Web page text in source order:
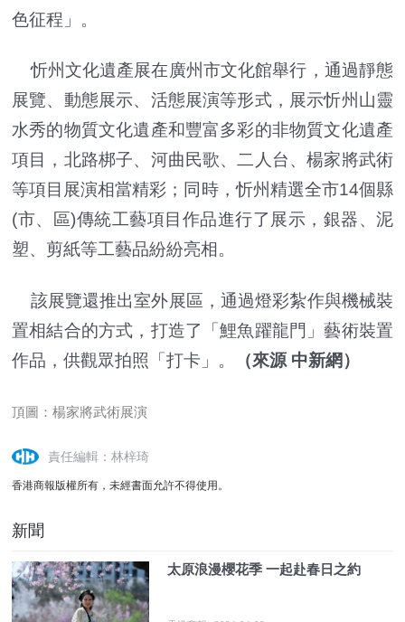
色征程」。
忻州文化遺產展在廣州市文化館舉行，通過靜態
展覽、動態展示、活態展演等形式，展示忻州山靈
水秀的物質文化遺產和豐富多彩的非物質文化遺產
項目，北路梆子、河曲民歌、二人台、楊家將武術
等項目展演相當精彩；同時，忻州精選全市14個縣
(市、區)傳統工藝項目作品進行了展示，銀器、泥
塑、剪紙等工藝品紛紛亮相。
該展覽還推出室外展區，通過燈彩紮作與機械裝
置相結合的方式，打造了「鯉魚躍龍門」藝術裝置
作品，供觀眾拍照「打卡」。
（來源 中新網）
頂圖：楊家將武術展演
責任編輯：林梓琦
香港商報版權所有，未經書面允許不得使用。
新聞
太原浪漫櫻花季 一起赴春日之約